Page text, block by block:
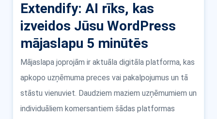
Extendify: AI rīks, kas
izveidos Jūsu WordPress
mājaslapu 5 minūtēs
Mājaslapa joprojām ir aktuāla digitāla platforma, kas
apkopo uzņēmuma preces vai pakalpojumus un tā
stāstu vienuviet. Daudziem maziem uzņēmumiem un
individuāliem komersantiem šādas platformas